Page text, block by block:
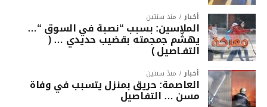
أخبار منذ سنتين
الملاسين: بسبب “نصبة في السوق “…
يهشّم جمجمته بقضيب حديدي … (
التفـاصيل )
أخبار منذ سنتين
العاصمة: حريق بمنزل يتسبب في وفاة
مسن … التفاصيل